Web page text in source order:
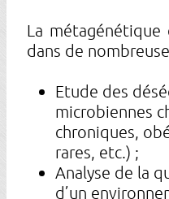
La métagénétique
dans de
Etude des
microbiennes
chroniques,
rares, etc.) ;
Analyse de la
d’un